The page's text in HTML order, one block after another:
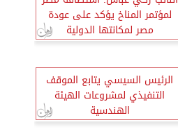
لمؤتمر المناخ يؤكد على عودة
مصر لمكانتها الدولية
الرئيس السيسي يتابع الموقف
التنفيذي لمشروعات الهيئة
الهندسية